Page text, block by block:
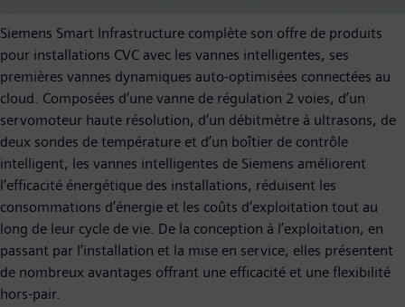
Siemens Smart Infrastructure complète son offre de produits
pour installations CVC avec les vannes intelligentes, ses
premières vannes dynamiques auto-optimisées connectées au
cloud. Composées d’une vanne de régulation 2 voies, d’un
servomoteur haute résolution, d’un débitmètre à ultrasons, de
deux sondes de température et d’un boîtier de contrôle
intelligent, les vannes intelligentes de Siemens améliorent
l’efficacité énergétique des installations, réduisent les
consommations d’énergie et les coûts d’exploitation tout au
long de leur cycle de vie. De la conception à l’exploitation, en
passant par l’installation et la mise en service, elles présentent
de nombreux avantages offrant une efficacité et une flexibilité
hors-pair.